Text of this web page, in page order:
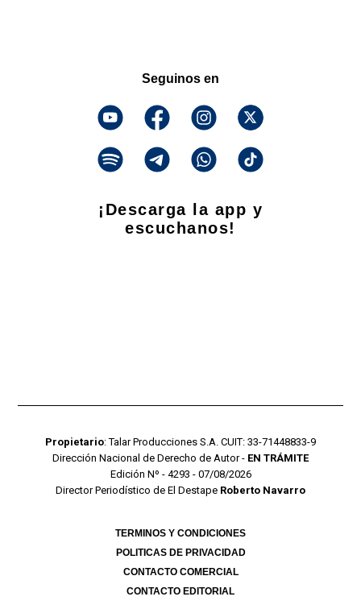
Seguinos en
¡Descarga la app y
escuchanos!
Propietario: Talar Producciones S.A. CUIT: 33-71448833-9
Dirección Nacional de Derecho de Autor - EN TRÁMITE
Edición Nº - 4293 - 07/08/2026
Director Periodístico de El Destape Roberto Navarro
TERMINOS Y CONDICIONES
POLITICAS DE PRIVACIDAD
CONTACTO COMERCIAL
CONTACTO EDITORIAL